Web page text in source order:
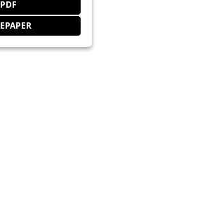
PDF
EPAPER